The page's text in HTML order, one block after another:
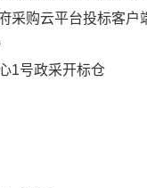
采购云平台投标客户
1号政采开标仓